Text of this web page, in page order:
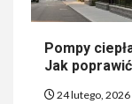
Pompy
Jak
24 lutego, 2026